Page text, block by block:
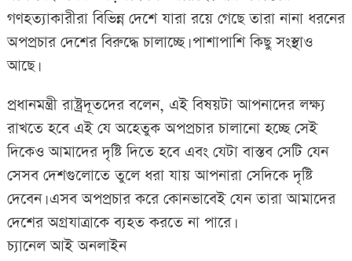
গণহত্যাকারীরা বিভিন্ন দেশে যারা রয়ে গেছে তারা নানা ধরনের
অপপ্রচার দেশের বিরুদ্ধে চালাচ্ছে। পাশাপাশি কিছু সংস্থাও
আছে।
প্রধানমন্ত্রী রাষ্ট্রদূতদের বলেন, এই বিষয়টা আপনাদের লক্ষ্য
রাখতে হবে এই যে অহেতুক অপপ্রচার চালানো হচ্ছে সেই
দিকেও আমাদের দৃষ্টি দিতে হবে এবং যেটা বাস্তব সেটি যেন
সেসব দেশগুলোতে তুলে ধরা যায় আপনারা সেদিকে দৃষ্টি
দেবেন। এসব অপপ্রচার করে কোনভাবেই যেন তারা আমাদের
দেশের অগ্রযাত্রাকে ব্যহত করতে না পারে।
চ্যানেল আই অনলাইন